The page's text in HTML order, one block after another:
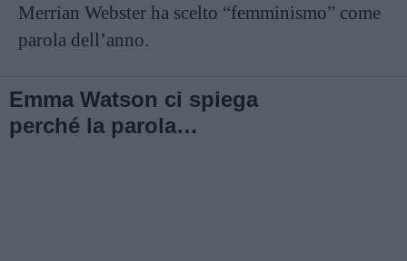
Merrian Webster ha scelto “femminismo” come
parola dell’anno.
Emma Watson ci spiega
perché la parola